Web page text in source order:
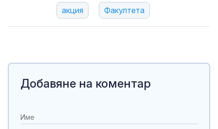
акция Факултета
Добавяне на коментар